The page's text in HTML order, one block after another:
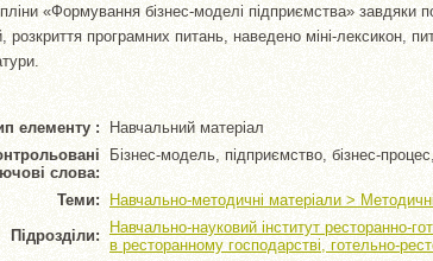
«Формування бізнес-моделі підприємства»
розкриття програмних питань, наведено міні-лексикон,
елементу :
Навчальний матеріал
слова:
Бізнес-модель, підприємство, бізнес-
Теми:
Навчально-методичні матеріали >
Підрозділи:
Навчально-науковий інститут ресторанно-
в ресторанному господарстві, готельно-